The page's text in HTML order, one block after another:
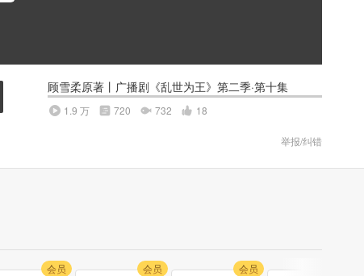
顾雪柔原著丨广播剧《乱世为王》第二季·第十集
1.9 万 720 732 18
举报/纠错
会员 会员 会员